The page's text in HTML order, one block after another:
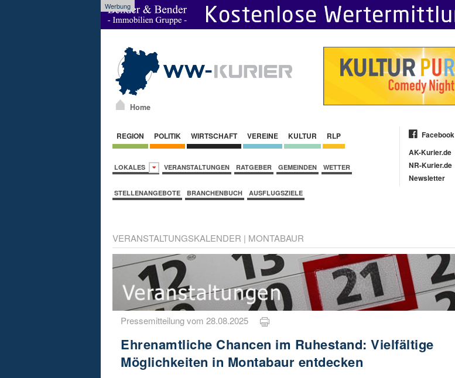
Werbung
Home
REGION POLITIK WIRTSCHAFT VEREINE KULTUR RLP
LOKALES VERANSTALTUNGEN RATGEBER GEMEINDEN WETTER
STELLENANGEBOTE BRANCHENBUCH AUSFLUGSZIELE
Facebook
AK-Kurier.de
NR-Kurier.de
Newsletter
VERANSTALTUNGSKALENDER | MONTABAUR
Pressemitteilung vom 28.08.2025
Ehrenamtliche Chancen im Ruhestand: Vielfältige
Möglichkeiten in Montabaur entdecken